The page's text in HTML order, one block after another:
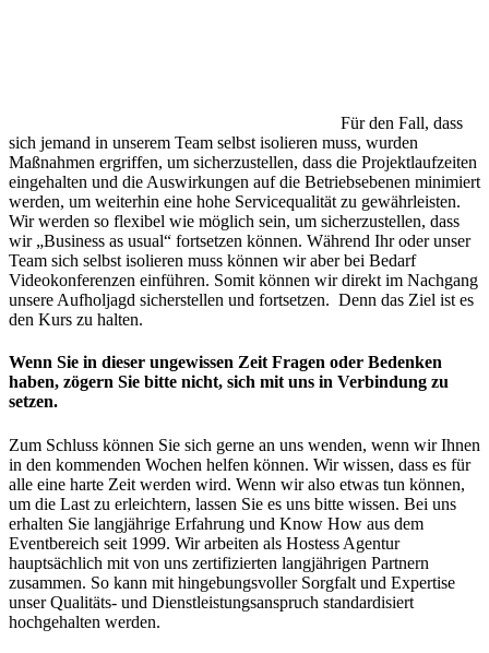
Für den Fall, dass
sich jemand in unserem Team selbst isolieren muss, wurden
Maßnahmen ergriffen, um sicherzustellen, dass die Projektlaufzeiten
eingehalten und die Auswirkungen auf die Betriebsebenen minimiert
werden, um weiterhin eine hohe Servicequalität zu gewährleisten.
Wir werden so flexibel wie möglich sein, um sicherzustellen, dass
wir „Business as usual“ fortsetzen können. Während Ihr oder unser
Team sich selbst isolieren muss können wir aber bei Bedarf
Videokonferenzen einführen. Somit können wir direkt im Nachgang
unsere Aufholjagd sicherstellen und fortsetzen. Denn das Ziel ist es
den Kurs zu halten.
Wenn Sie in dieser ungewissen Zeit Fragen oder Bedenken
haben, zögern Sie bitte nicht, sich mit uns in Verbindung zu
setzen.
Zum Schluss können Sie sich gerne an uns wenden, wenn wir Ihnen
in den kommenden Wochen helfen können. Wir wissen, dass es für
alle eine harte Zeit werden wird. Wenn wir also etwas tun können,
um die Last zu erleichtern, lassen Sie es uns bitte wissen. Bei uns
erhalten Sie langjährige Erfahrung und Know How aus dem
Eventbereich seit 1999. Wir arbeiten als Hostess Agentur
hauptsächlich mit von uns zertifizierten langjährigen Partnern
zusammen. So kann mit hingebungsvoller Sorgfalt und Expertise
unser Qualitäts- und Dienstleistungsanspruch standardisiert
hochgehalten werden.